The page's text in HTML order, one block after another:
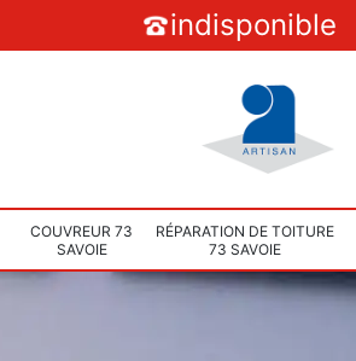
indisponible
COUVREUR 73
SAVOIE
RÉPARATION DE TOITURE
73 SAVOIE